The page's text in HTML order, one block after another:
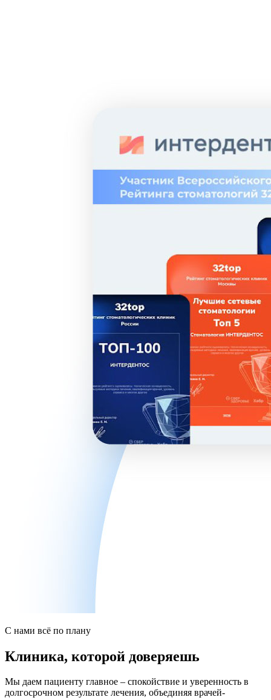
С нами всё по плану
Клиника, которой доверяешь
Мы даем пациенту главное – спокойствие и уверенность в
долгосрочном результате лечения, объединяя врачей-